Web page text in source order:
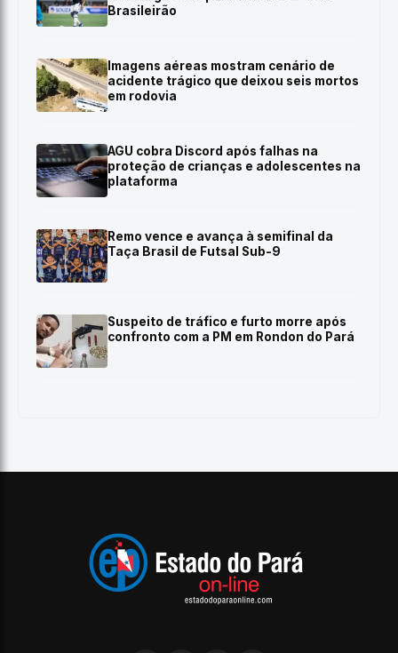
Brasileirão
Imagens aéreas mostram cenário de
acidente trágico que deixou seis mortos
em rodovia
AGU cobra Discord após falhas na
proteção de crianças e adolescentes na
plataforma
Remo vence e avança à semifinal da
Taça Brasil de Futsal Sub-9
Suspeito de tráfico e furto morre após
confronto com a PM em Rondon do Pará